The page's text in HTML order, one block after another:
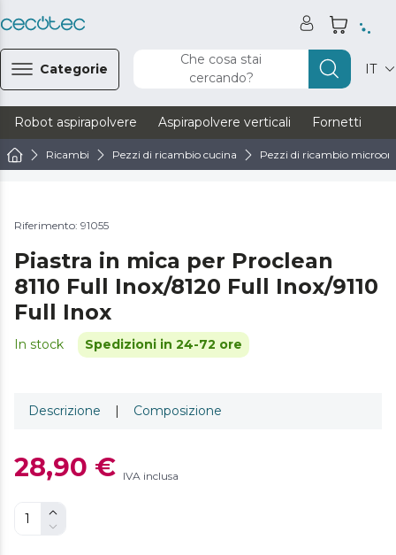
Categorie
Che cosa stai
cercando?
IT
Robot aspirapolvere Aspirapolvere verticali Fornetti
Ricambi Pezzi di ricambio cucina Pezzi di ricambio
Riferimento: 91055
Piastra in mica per Proclean
8110 Full Inox/8120 Full Inox/9110
Full Inox
In stock Spedizioni in 24-72 ore
Descrizione | Composizione
28,90 € IVA inclusa